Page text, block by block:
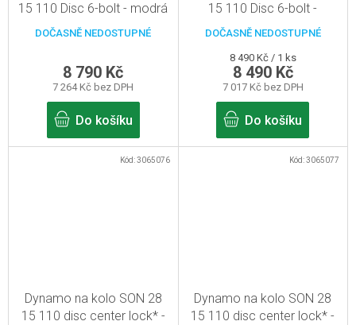
15 110 Disc 6-bolt - modrá
- 32d, pevná osa
DOČASNĚ NEDOSTUPNÉ
7 264 Kč bez DPH
8 790 Kč
Do košíku
15 110 Disc 6-bolt -
stříbrná - 32d, pevná osa
DOČASNĚ NEDOSTUPNÉ
7 017 Kč bez DPH
8 490 Kč
Měrná
cena:
8 490 Kč / 1 ks
Do košíku
Dynamo na kolo SON 28
15 110 disc center lock* -
Kód:3065076
Dynamo na kolo SON 28
15 110 disc center lock* -
Kód:3065077